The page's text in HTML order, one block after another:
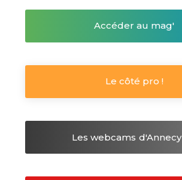
Accéder au mag'
Le côté pro !
Les webcams d'Annecy